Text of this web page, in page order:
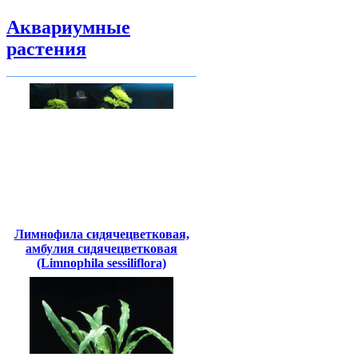
Аквариумные
растения
Лимнофила сидячецветковая,
амбулия сидячецветковая
(Limnophila sessiliflora)